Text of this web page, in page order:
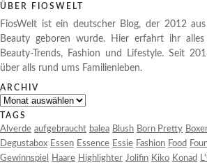
ÜBER FIOSWELT
FiosWelt ist ein deutscher Blog, der 2012
Beauty geboren wurde. Hier erfahrt ihr
Beauty-Trends, Fashion und Lifestyle. Seit
über alls rund ums Familienleben.
ARCHIV
Archiv
TAGS
Alverde aufgebraucht balea Blush Born Pretty
Degustabox Essen Essence Essie Fashion Food
Gewinnspiel
Haare Highlighter Jolifin Kiko Konad